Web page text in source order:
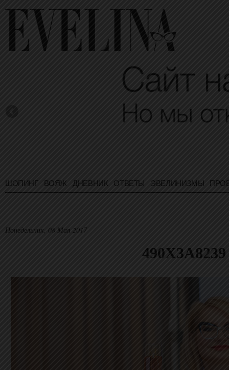
ШОПИНГ ВОЯЖ ДНЕВНИК ОТВЕТЫ ЭВЕЛИНИЗМЫ
Понедельник, 08 Мая 2017
490X3A8239